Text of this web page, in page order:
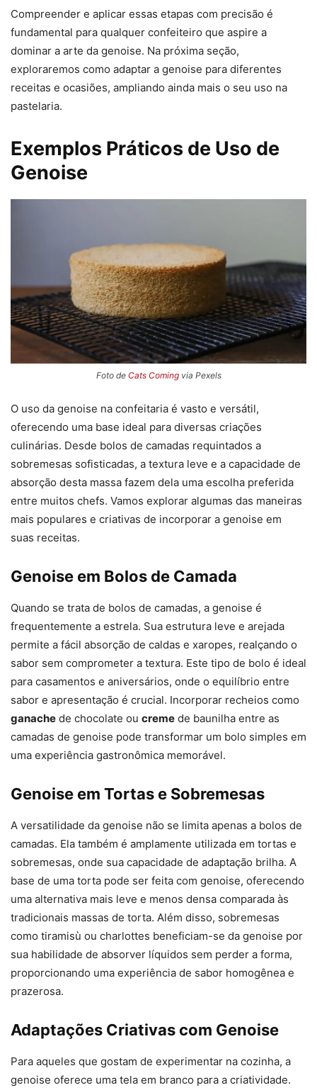
Compreender e aplicar essas etapas com precisão é
fundamental para qualquer confeiteiro que aspire a
dominar a arte da genoise. Na próxima seção,
exploraremos como adaptar a genoise para diferentes
receitas e ocasiões, ampliando ainda mais o seu uso na
pastelaria.
Exemplos Práticos de Uso de
Genoise
Foto de Cats Comingvia Pexels
O uso da genoise na confeitaria é vasto e versátil,
oferecendo uma base ideal para diversas criações
culinárias. Desde bolos de camadas requintados a
sobremesas sofisticadas, a textura leve e a capacidade de
absorção desta massa fazem dela uma escolha preferida
entre muitos chefs. Vamos explorar algumas das maneiras
mais populares e criativas de incorporar a genoise em
suas receitas.
Genoise em Bolos de Camada
Quando se trata de bolos de camadas, a genoise é
frequentemente a estrela. Sua estrutura leve e arejada
permite a fácil absorção de caldas e xaropes, realçando o
sabor sem comprometer a textura. Este tipo de bolo é ideal
para casamentos e aniversários, onde o equilíbrio entre
sabor e apresentação é crucial. Incorporar recheios como
ganache de chocolate ou creme de baunilha entre as
camadas de genoise pode transformar um bolo simples em
uma experiência gastronômica memorável.
Genoise em Tortas e Sobremesas
A versatilidade da genoise não se limita apenas a bolos de
camadas. Ela também é amplamente utilizada em tortas e
sobremesas, onde sua capacidade de adaptação brilha. A
base de uma torta pode ser feita com genoise, oferecendo
uma alternativa mais leve e menos densa comparada às
tradicionais massas de torta. Além disso, sobremesas
como tiramisù ou charlottes beneficiam-se da genoise por
sua habilidade de absorver líquidos sem perder a forma,
proporcionando uma experiência de sabor homogênea e
prazerosa.
Adaptações Criativas com Genoise
Para aqueles que gostam de experimentar na cozinha, a
genoise oferece uma tela em branco para a criatividade.